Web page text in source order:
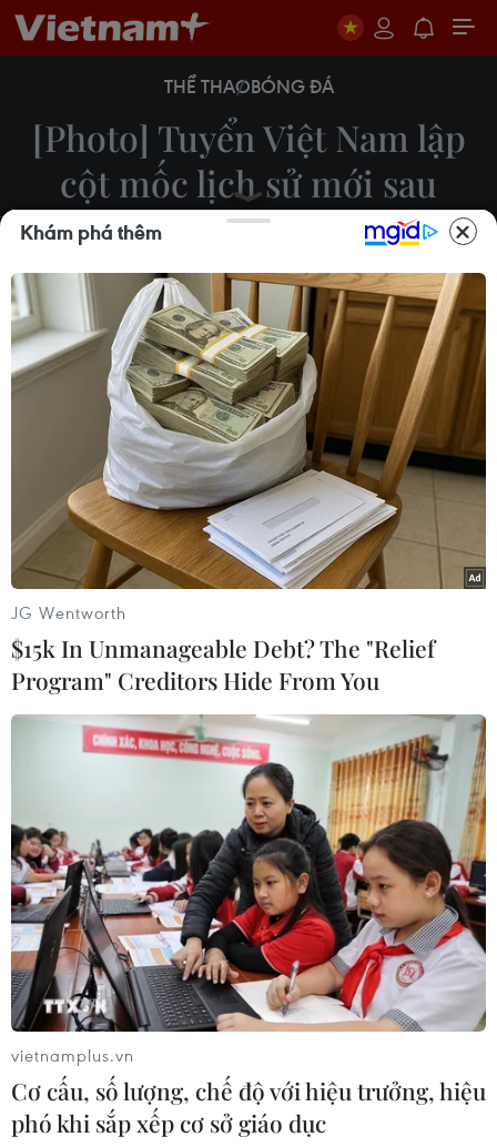
THỂ THAOBÓNG ĐÁ
[Photo] Tuyển Việt Nam lập
cột mốc lịch sử mới sau
hành trình 28 năm
16/06/2021 04:18
Trải qua 8 kỳ vòng loại World Cup, năm 2021, đội
tuyển bóng đá Việt Nam mới lần đầu tiến vào
vòng loại cuối cùng tranh vé trực tiếp đến World
Cup 2022 khu vực châu Á của giải đấu lớn nhất
hành tinh.
Hậu vệ Quế Ngọc Hải ghi bàn thắng cho tuyển Việt Nam trong
trận thắng tuyển Malaysia với tỷ số 2-1. (Ảnh: Hoàng
Linh/TTXVN)
Khám phá thêm
JG Wentworth
$15k In Unmanageable Debt? The "Relief
Program" Creditors Hide From You
vietnamplus.vn
Cơ cấu, số lượng, chế độ với hiệu trưởng, hiệu
phó khi sắp xếp cơ sở giáo dục